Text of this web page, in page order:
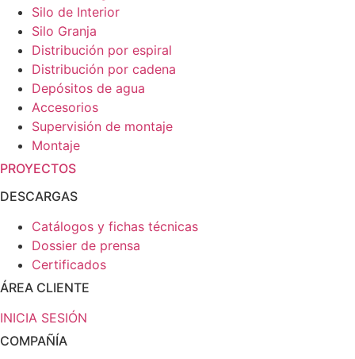
Silo de Interior
Silo Granja
Distribución por espiral
Distribución por cadena
Depósitos de agua
Accesorios
Supervisión de montaje
Montaje
PROYECTOS
DESCARGAS
Catálogos y fichas técnicas
Dossier de prensa
Certificados
ÁREA CLIENTE
INICIA SESIÓN
COMPAÑÍA